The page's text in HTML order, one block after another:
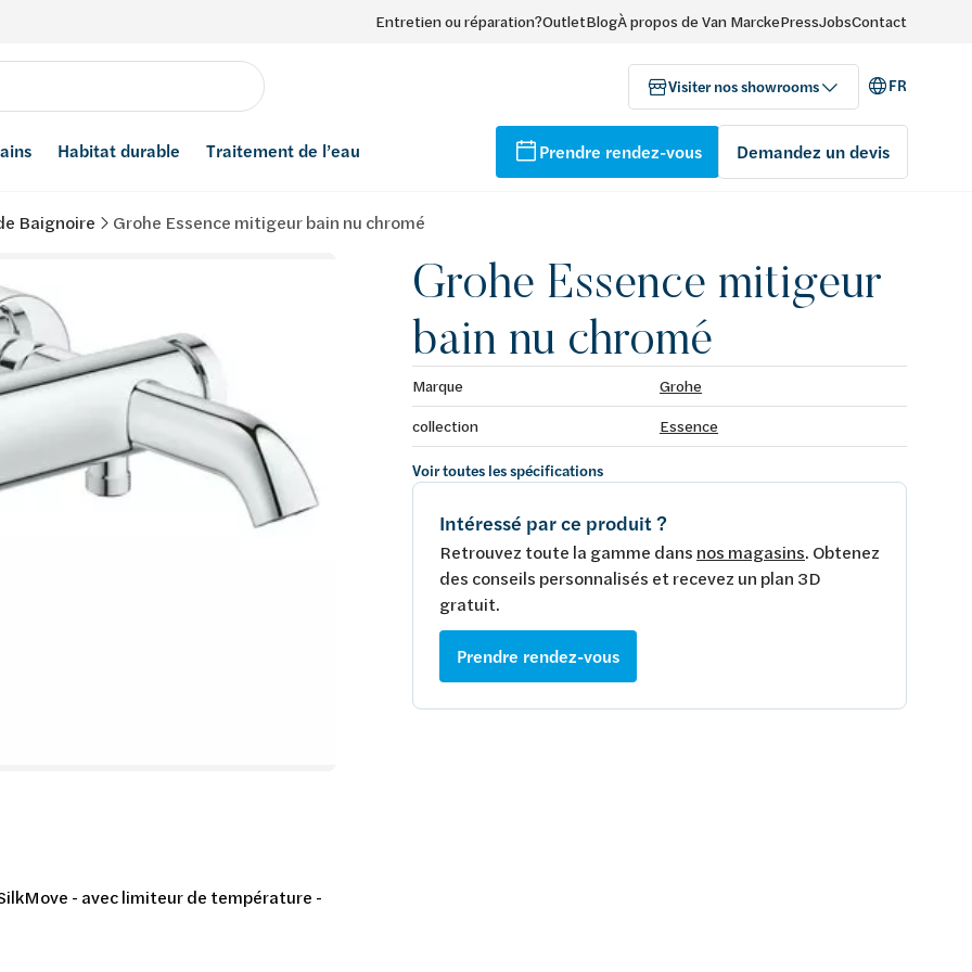
Entretien ou réparation?OutletBlogÀ propos de Van MarckePressJobsContact
Visiter nos showrooms FR
Habitat durable Traitement de l’eau Prendre rendez-vous Demandez un devis
Baignoire Grohe Essence mitigeur bain nu chromé
Grohe Essence mitigeur
bain nu chromé
Marque
Grohe
collection
Essence
Voir toutes les spécifications
Intéressé par ce produit ?
Retrouvez toute la gamme dans nos magasins. Obtenez
des conseils personnalisés et recevez un plan 3D
gratuit.
Prendre rendez-vous
- avec limiteur de température -